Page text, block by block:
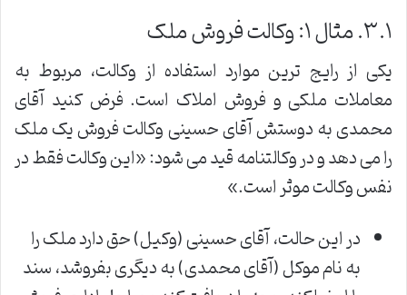
۳.۱. مثال ۱: وکالت فروش ملک
یکی از رایج ترین موارد استفاده از وکالت، مربوط به
معاملات ملکی و فروش املاک است. فرض کنید آقای
محمدی به دوستش آقای حسینی وکالت فروش یک ملک
را می دهد و در وکالتنامه قید می شود: «این وکالت فقط در
نفس وکالت موثر است.»
در این حالت، آقای حسینی (وکیل) حق دارد ملک را
به نام موکل (آقای محمدی) به دیگری بفروشد، سند